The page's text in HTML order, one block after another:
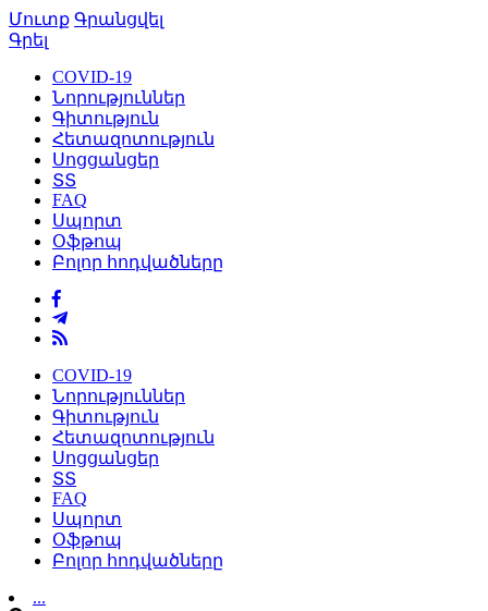
Մուտք Գրանցվել
Գրել
COVID-19
Նորություններ
Գիտություն
Հետազոտություն
Սոցցանցեր
ՏՏ
FAQ
Սպորտ
Օֆթոպ
Բոլոր հոդվածները
COVID-19
Նորություններ
Գիտություն
Հետազոտություն
Սոցցանցեր
ՏՏ
FAQ
Սպորտ
Օֆթոպ
Բոլոր հոդվածները
...